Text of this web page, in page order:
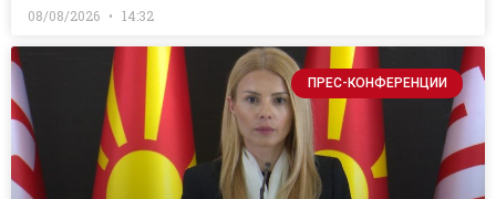
08/08/2026 14:32
ПРЕС-КОНФЕРЕНЦИИ